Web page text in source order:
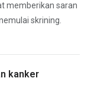
memberikan saran
skrining.
kanker